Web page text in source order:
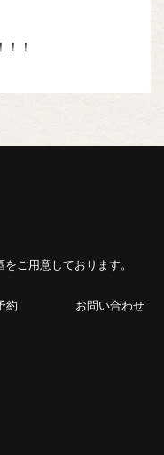
！！
ご用意しております。
約 お問い合わせ